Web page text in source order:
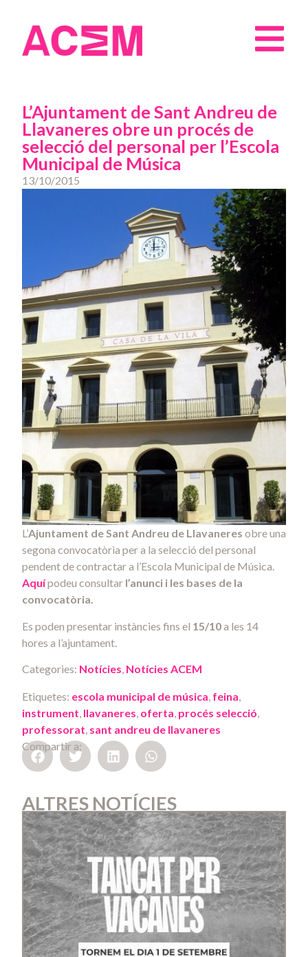
L’Ajuntament de Sant Andreu de
Llavaneres obre un procés de
selecció del personal per l’Escola
Municipal de Música
13/10/2015
L’Ajuntament de Sant Andreu de Llavaneres obre una
segona convocatòria per a la selecció del personal
pendent de contractar a l’Escola Municipal de Música.
Aquípodeu consultar l’anunci i les bases de la
convocatòria.
Es poden presentar instàncies fins el 15/10a les 14
hores a l’ajuntament.
Categories: Notícies, Notícies ACEM
Etiquetes: escola municipal de música, feina,
instrument, llavaneres, oferta, procés selecció,
professorat, sant andreu de llavaneres
Compartir a:
ALTRES NOTÍCIES